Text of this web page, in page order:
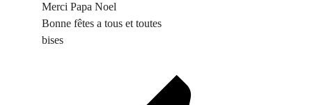
Merci Papa Noel
Bonne fêtes a tous et toutes
bises